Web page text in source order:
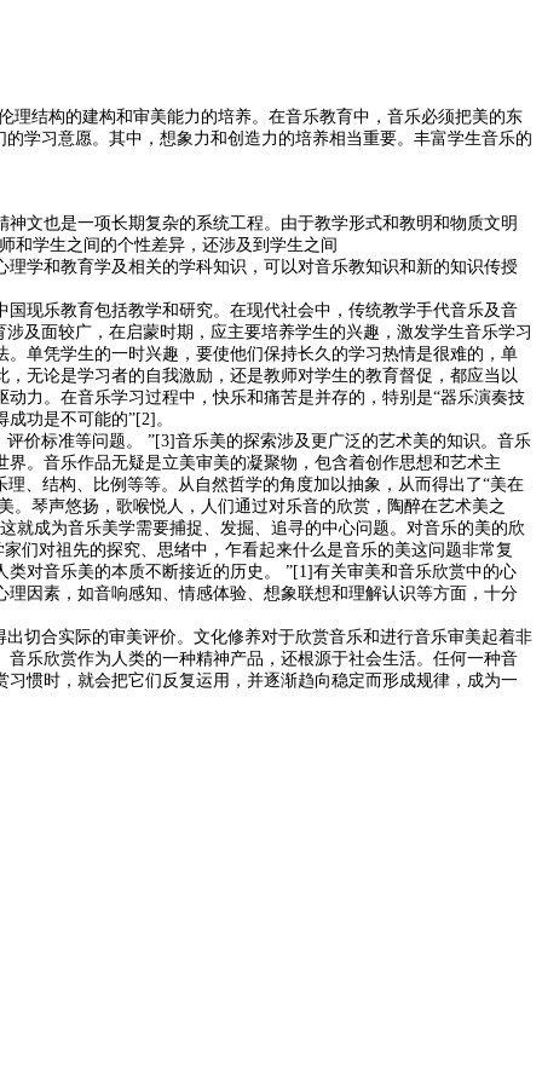
结构的建构和审美能力的培养。在音乐教育中，音乐必须把美的东
学习意愿。其中，想象力和创造力的培养相当重要。丰富学生音乐的
文也是一项长期复杂的系统工程。由于教学形式和教明和物质文明
和学生之间的个性差异，还涉及到学生之间
学和教育学及相关的学科知识，可以对音乐教知识和新的知识传授
现乐教育包括教学和研究。在现代社会中，传统教学手代音乐及音
及面较广，在启蒙时期，应主要培养学生的兴趣，激发学生音乐学习
单凭学生的一时兴趣，要使他们保持长久的学习热情是很难的，单
无论是学习者的自我激励，还是教师对学生的教育督促，都应当以
力。在音乐学习过程中，快乐和痛苦是并存的，特别是“器乐演奏技
成功是不可能的”[2] 。
价标准等问题。 ”[3]音乐美的探索涉及更广泛的艺术美的知识。音乐
。音乐作品无疑是立美审美的凝聚物，包含着创作思想和艺术主
、结构、比例等等。从自然哲学的角度加以抽象，从而得出了“美在
。琴声悠扬，歌喉悦人，人们通过对乐音的欣赏，陶醉在艺术美之
就成为音乐美学需要捕捉、发掘、追寻的中心问题。对音乐的美的欣
们对祖先的探究、思绪中，乍看起来什么是音乐的美这问题非常复
对音乐美的本质不断接近的历史。 ”[1]有关审美和音乐欣赏中的心
因素，如音响感知、情感体验、想象联想和理解认识等方面，十分
切合实际的审美评价。文化修养对于欣赏音乐和进行音乐审美起着非
乐欣赏作为人类的一种精神产品，还根源于社会生活。任何一种音
惯时，就会把它们反复运用，并逐渐趋向稳定而形成规律，成为一